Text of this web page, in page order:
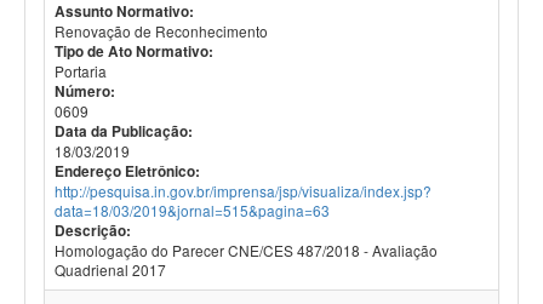
Assunto Normativo:
Renovação de Reconhecimento
Tipo de Ato Normativo:
Portaria
Número:
0609
Data da Publicação:
18/03/2019
Endereço Eletrônico:
http://pesquisa.in.gov.br/imprensa/jsp/visualiza/index.jsp?
data=18/03/2019&jornal=515&pagina=63
Descrição:
Homologação do Parecer CNE/CES 487/2018 - Avaliação
Quadrienal 2017